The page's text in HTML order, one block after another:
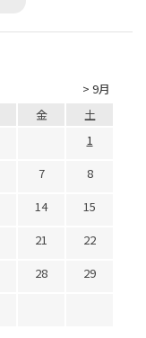
> 9月
金
土
1
7
8
14
15
21
22
28
29